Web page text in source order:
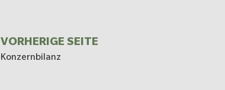
VORHERIGE SEITE
Konzernbilanz